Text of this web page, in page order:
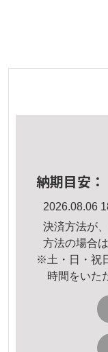
納期目安：
2026.08.06
決済方法が
方法の場合は
※土・日・祝
時間をいた